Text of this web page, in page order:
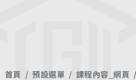
首頁 預設選單 課程內容_網頁